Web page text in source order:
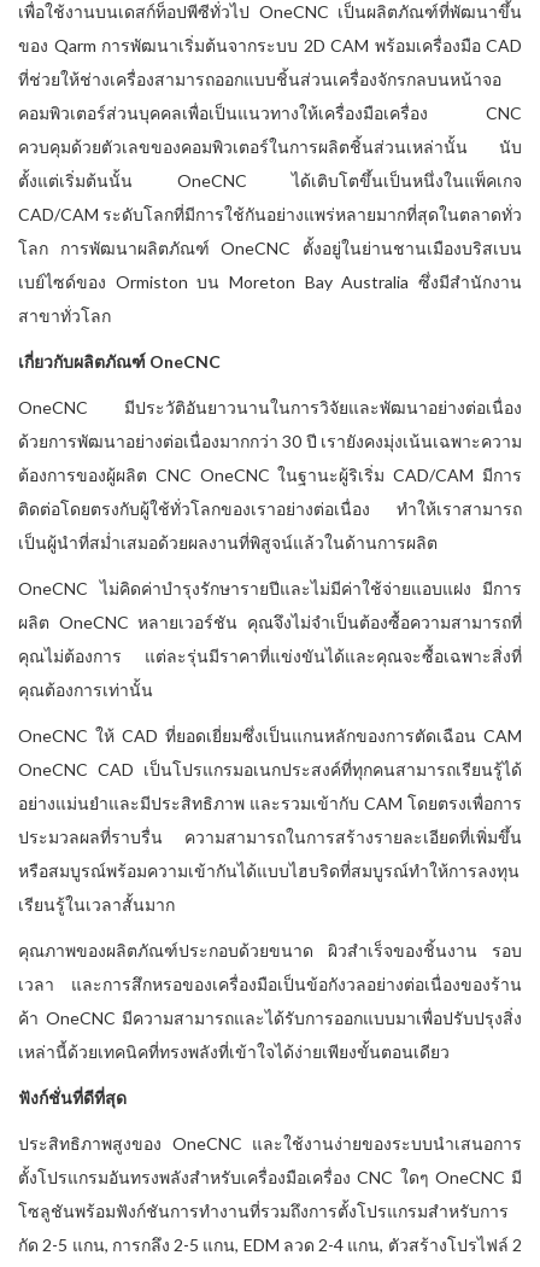
เพื่อใช้งานบนเดสก์ท็อปพีซีทั่วไป OneCNC เป็นผลิตภัณฑ์ที่พัฒนาขึ้น
ของ Qarm การพัฒนาเริ่มต้นจากระบบ 2D CAM พร้อมเครื่องมือ CAD
ที่ช่วยให้ช่างเครื่องสามารถออกแบบชิ้นส่วนเครื่องจักรกลบนหน้าจอ
คอมพิวเตอร์ส่วนบุคคลเพื่อเป็นแนวทางให้เครื่องมือเครื่อง CNC
ควบคุมด้วยตัวเลขของคอมพิวเตอร์ในการผลิตชิ้นส่วนเหล่านั้น นับ
ตั้งแต่เริ่มต้นนั้น OneCNC ได้เติบโตขึ้นเป็นหนึ่งในแพ็คเกจ
CAD/CAM ระดับโลกที่มีการใช้กันอย่างแพร่หลายมากที่สุดในตลาดทั่ว
โลก การพัฒนาผลิตภัณฑ์ OneCNC ตั้งอยู่ในย่านชานเมืองบริสเบน
เบย์ไซด์ของ Ormiston บน Moreton Bay Australia ซึ่งมีสำนักงาน
สาขาทั่วโลก
เกี่ยวกับผลิตภัณฑ์ OneCNC
OneCNC มีประวัติอันยาวนานในการวิจัยและพัฒนาอย่างต่อเนื่อง
ด้วยการพัฒนาอย่างต่อเนื่องมากกว่า 30 ปี เรายังคงมุ่งเน้นเฉพาะความ
ต้องการของผู้ผลิต CNC OneCNC ในฐานะผู้ริเริ่ม CAD/CAM มีการ
ติดต่อโดยตรงกับผู้ใช้ทั่วโลกของเราอย่างต่อเนื่อง ทำให้เราสามารถ
เป็นผู้นำที่สม่ำเสมอด้วยผลงานที่พิสูจน์แล้วในด้านการผลิต
OneCNC ไม่คิดค่าบำรุงรักษารายปีและไม่มีค่าใช้จ่ายแอบแฝง มีการ
ผลิต OneCNC หลายเวอร์ชัน คุณจึงไม่จำเป็นต้องซื้อความสามารถที่
คุณไม่ต้องการ แต่ละรุ่นมีราคาที่แข่งขันได้และคุณจะซื้อเฉพาะสิ่งที่
คุณต้องการเท่านั้น
OneCNC ให้ CAD ที่ยอดเยี่ยมซึ่งเป็นแกนหลักของการตัดเฉือน CAM
OneCNC CAD เป็นโปรแกรมอเนกประสงค์ที่ทุกคนสามารถเรียนรู้ได้
อย่างแม่นยำและมีประสิทธิภาพ และรวมเข้ากับ CAM โดยตรงเพื่อการ
ประมวลผลที่ราบรื่น ความสามารถในการสร้างรายละเอียดที่เพิ่มขึ้น
หรือสมบูรณ์พร้อมความเข้ากันได้แบบไฮบริดที่สมบูรณ์ทำให้การลงทุน
เรียนรู้ในเวลาสั้นมาก
คุณภาพของผลิตภัณฑ์ประกอบด้วยขนาด ผิวสำเร็จของชิ้นงาน รอบ
เวลา และการสึกหรอของเครื่องมือเป็นข้อกังวลอย่างต่อเนื่องของร้าน
ค้า OneCNC มีความสามารถและได้รับการออกแบบมาเพื่อปรับปรุงสิ่ง
เหล่านี้ด้วยเทคนิคที่ทรงพลังที่เข้าใจได้ง่ายเพียงขั้นตอนเดียว
ฟังก์ชั่นที่ดีที่สุด
ประสิทธิภาพสูงของ OneCNC และใช้งานง่ายของระบบนำเสนอการ
ตั้งโปรแกรมอันทรงพลังสำหรับเครื่องมือเครื่อง CNC ใดๆ OneCNC มี
โซลูชันพร้อมฟังก์ชันการทำงานที่รวมถึงการตั้งโปรแกรมสำหรับการ
กัด 2-5 แกน, การกลึง 2-5 แกน, EDM ลวด 2-4 แกน, ตัวสร้างโปรไฟล์ 2